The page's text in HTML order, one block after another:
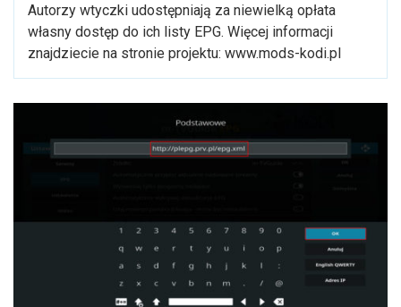
Autorzy wtyczki udostępniają za niewielką opłata
własny dostęp do ich listy EPG. Więcej informacji
znajdziecie na stronie projektu: www.mods-kodi.pl